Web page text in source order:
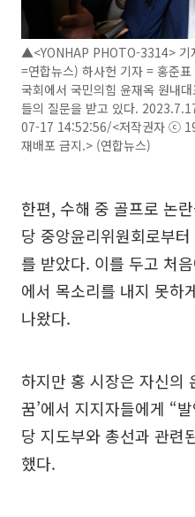
▲<YONHAP PHOTO-3314> 기
=연합뉴스) 하사헌 기자 = 홍준
국회에서 국민의힘 윤재옥 원내
들의 질문을 받고 있다.
07-17 14:52:56/<저작권자 ⓒ
재배포 금지.> (연합뉴스)
한편, 수해 중 골프로 논
당 중앙윤리위원회로부
를 받았다. 이를 두고 처
에서 목소리를 내지 못하
나왔다.
하지만 홍 시장은 자신의
꿈’에서 지지자들에게 “
당 지도부와 총선과 관련
했다.